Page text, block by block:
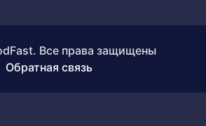
Все права защищены
Обратная связь